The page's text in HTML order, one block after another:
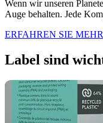
Wenn wir unseren
Auge behalten. Jede
ERFAHREN SIE
Label sind